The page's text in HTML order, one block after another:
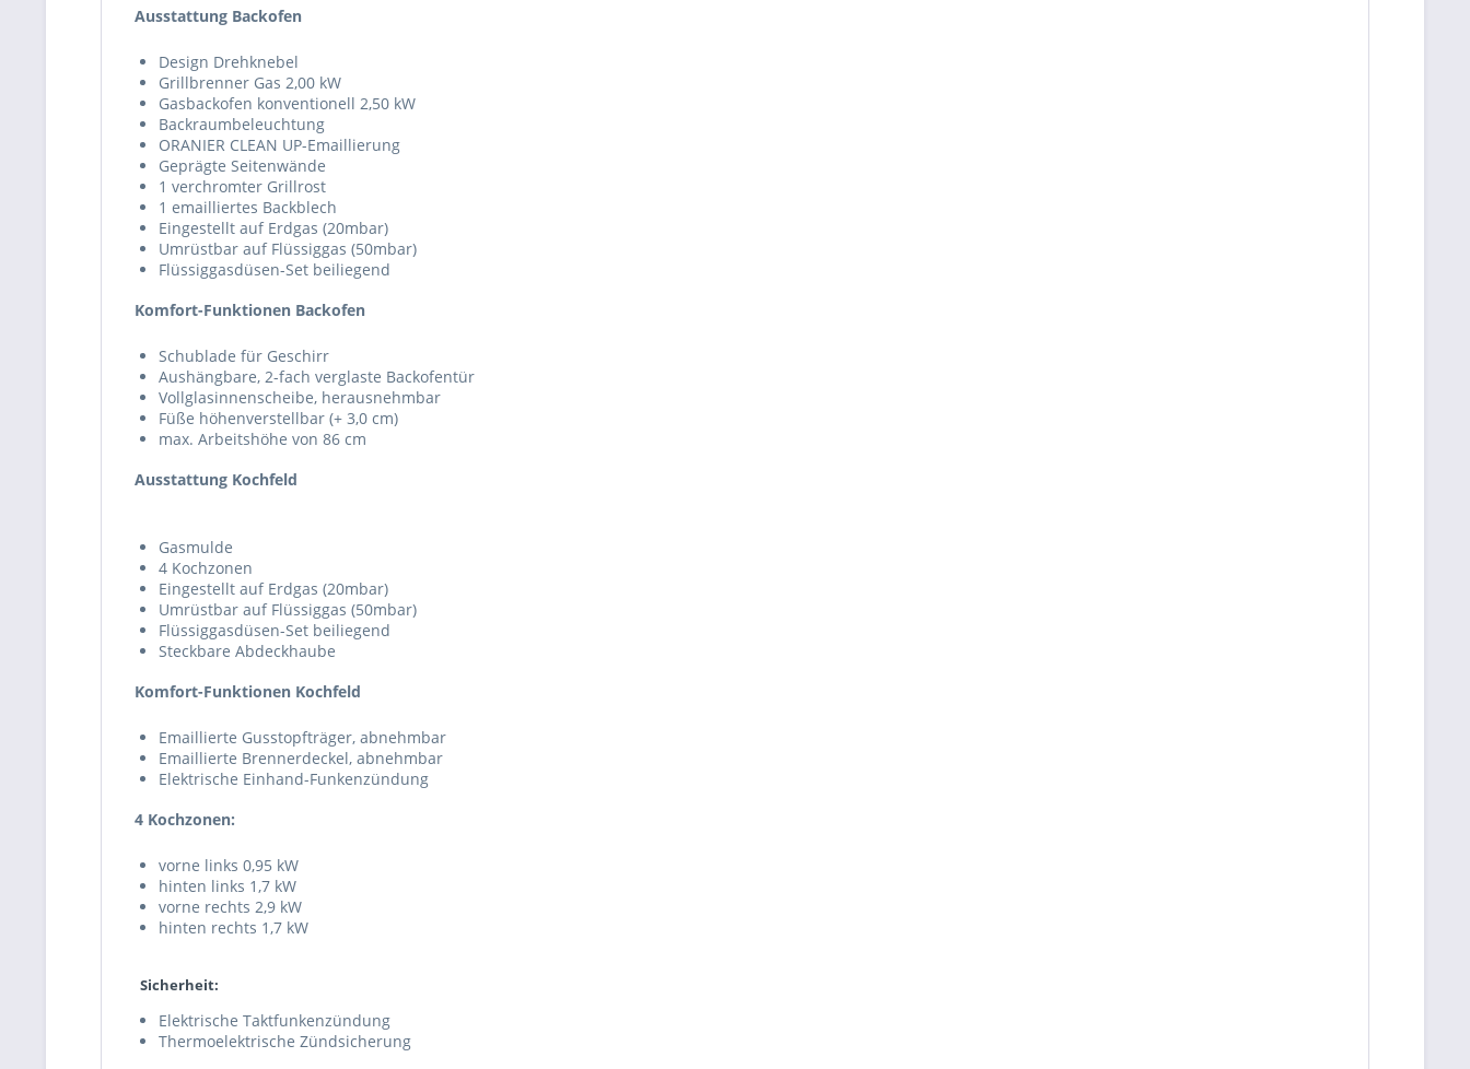
Ausstattung Backofen
Design Drehknebel
Grillbrenner Gas 2,00 kW
Gasbackofen konventionell 2,50 kW
Backraumbeleuchtung
ORANIER CLEAN UP-Emaillierung
Geprägte Seitenwände
1 verchromter Grillrost
1 emailliertes Backblech
Eingestellt auf Erdgas (20mbar)
Umrüstbar auf Flüssiggas (50mbar)
Flüssiggasdüsen-Set beiliegend
Komfort-Funktionen Backofen
Schublade für Geschirr
Aushängbare, 2-fach verglaste Backofentür
Vollglasinnenscheibe, herausnehmbar
Füße höhenverstellbar (+ 3,0 cm)
max. Arbeitshöhe von 86 cm
Ausstattung Kochfeld
Gasmulde
4 Kochzonen
Eingestellt auf Erdgas (20mbar)
Umrüstbar auf Flüssiggas (50mbar)
Flüssiggasdüsen-Set beiliegend
Steckbare Abdeckhaube
Komfort-Funktionen Kochfeld
Emaillierte Gusstopfträger, abnehmbar
Emaillierte Brennerdeckel, abnehmbar
Elektrische Einhand-Funkenzündung
4 Kochzonen:
vorne links 0,95 kW
hinten links 1,7 kW
vorne rechts 2,9 kW
hinten rechts 1,7 kW
Sicherheit:
Elektrische Taktfunkenzündung
Thermoelektrische Zündsicherung